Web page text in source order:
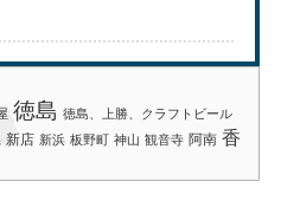
徳島 徳島、上勝、クラフトビール
新店 新浜 板野町 神山 観音寺 阿南 香